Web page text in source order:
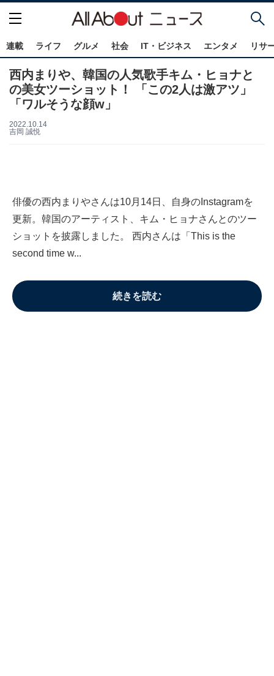
連載 ライフ グルメ 社会 IT・ビジネス エンタメ リサ
西内まりや、韓国の人気歌手キム・ヒョナと
の美女ツーショット！ 「この2人は激アツ」
「ワルそうな顔w」
2022.10.14
吉岡 誠悦
俳優の西内まりやさんは10月14日、自身のInstagramを
更新。韓国のアーティスト、キム・ヒョナさんとのツー
ショットを披露しました。 西内さんは「This is the
second time w...
続きを読む